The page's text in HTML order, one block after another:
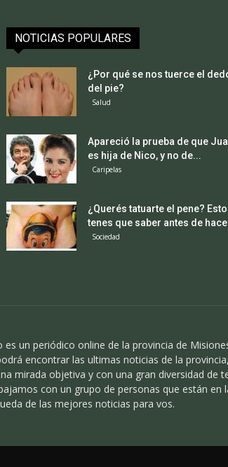
NOTICIAS POPULARES
¿Por qué se nos tuerce el
del pie?
Salud
Apareció la prueba de que
es hija de Nico, y no de...
Caripelas
¿Querés tatuarte el pene?
tenes que saber antes de
Sociedad
es un periódico online de la provincia de
encontrar las ultimas noticias de la
mirada objetiva y con una gran diversidad de
con un grupo de personas que están en
de las mejores noticias para vos.